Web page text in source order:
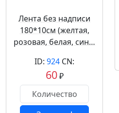
Лента без надписи
180*10см (желтая,
розовая, белая, син…
ID: 924 CN:
60₽